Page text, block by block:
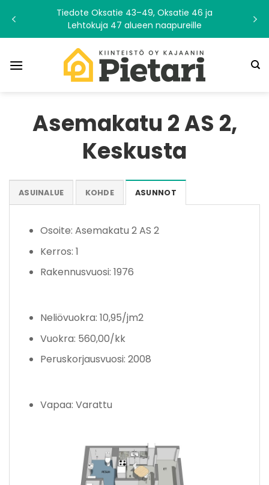
content
Tiedote Oksatie 43–49, Oksatie 46 ja
Lehtokuja 47 alueen naapureille
Asemakatu 2 AS 2,
Keskusta
ASUINALUE KOHDE ASUNNOT
Osoite: Asemakatu 2 AS 2
Kerros: 1
Rakennusvuosi: 1976
Neliövuokra: 10,95/jm2
Vuokra: 560,00/kk
Peruskorjausvuosi: 2008
Vapaa: Varattu